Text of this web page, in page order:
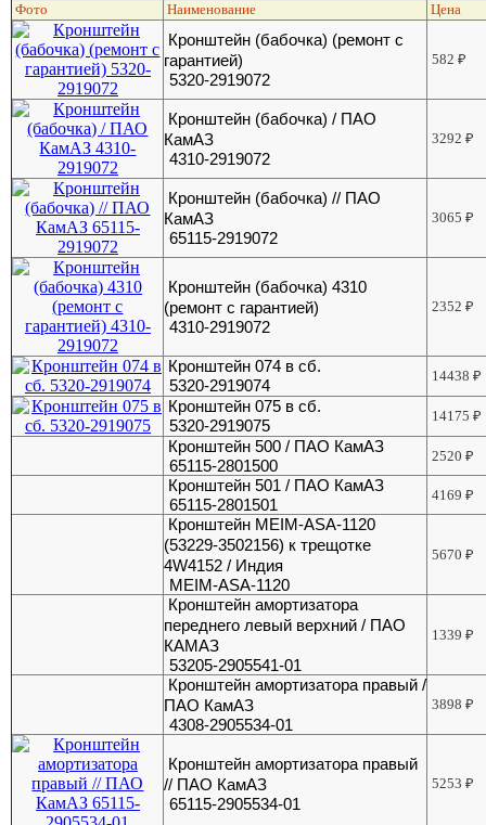
Фото Наименование Цена
Кронштейн (бабочка) (ремонт с
гарантией)
5320-2919072
582₽
Кронштейн (бабочка) / ПАО
КамАЗ
4310-2919072
3292₽
Кронштейн (бабочка) // ПАО
КамАЗ
65115-2919072
3065₽
Кронштейн (бабочка) 4310
(ремонт с гарантией)
4310-2919072
2352₽
Кронштейн 074 в сб.
5320-2919074
14438₽
Кронштейн 075 в сб.
5320-2919075
14175₽
Кронштейн 500 / ПАО КамАЗ
65115-2801500
2520₽
Кронштейн 501 / ПАО КамАЗ
65115-2801501
4169₽
Кронштейн MEIM-ASA-1120
(53229-3502156) к трещотке
4W4152 / Индия
MEIM-ASA-1120
5670₽
Кронштейн амортизатора
переднего левый верхний / ПАО
КАМАЗ
53205-2905541-01
1339₽
Кронштейн амортизатора правый /
ПАО КамАЗ
4308-2905534-01
3898₽
Кронштейн амортизатора правый
// ПАО КамАЗ
65115-2905534-01
5253₽